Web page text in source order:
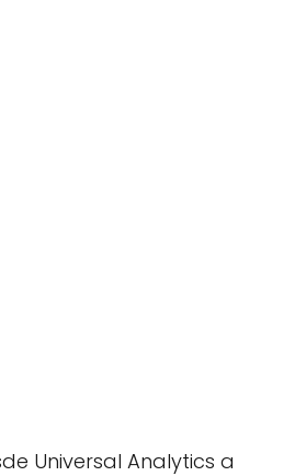
Universal Analytics a